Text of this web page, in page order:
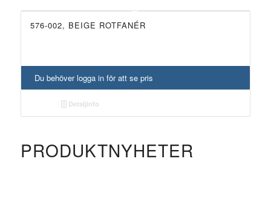
576-002, BEIGE ROTFANÉR
Du behöver logga in för att se pris
Detaljinfo
PRODUKTNYHETER